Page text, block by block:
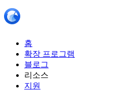
홈
확장 프로그램
블로그
리소스
지원